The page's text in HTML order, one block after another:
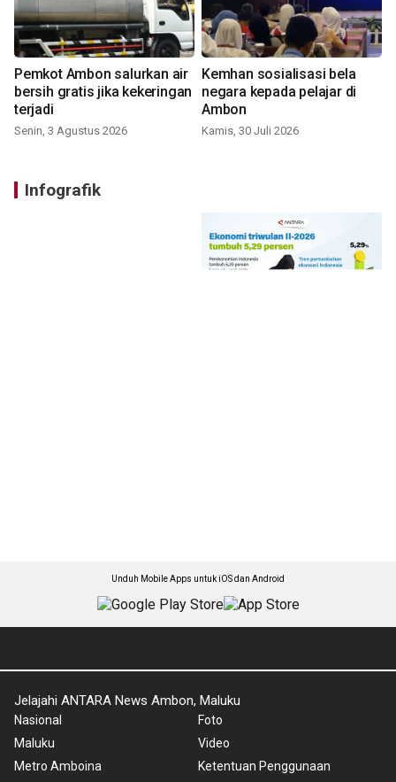
Pemkot Ambon salurkan air
bersih gratis jika kekeringan
terjadi
Senin, 3 Agustus 2026
Kemhan sosialisasi bela
negara kepada pelajar di
Ambon
Kamis, 30 Juli 2026
Infografik
Unduh Mobile Apps untuk iOS dan Android
Jelajahi ANTARA News Ambon, Maluku
Nasional
Maluku
Metro Amboina
Foto
Video
Ketentuan Penggunaan